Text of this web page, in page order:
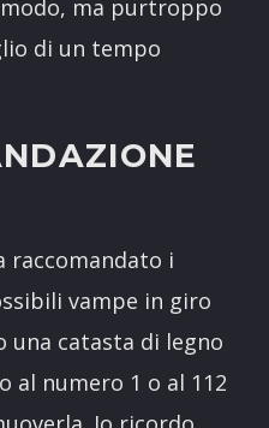
ma purtroppo
di un tempo
raccomandato i
vampe in giro
una catasta di legno
al numero 1 o al 112